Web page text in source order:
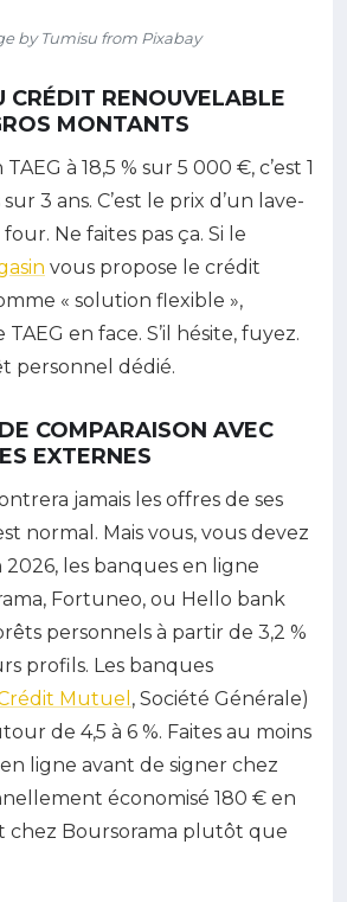
by Tumisu from Pixabay
CRÉDIT RENOUVELABLE
MONTANTS
à 18,5 % sur 5 000 €, c’est 1
3 ans. C’est le prix d’un lave-
Ne faites pas ça. Si le
vous propose le crédit
« solution flexible »,
en face. S’il hésite, fuyez.
personnel dédié.
COMPARAISON AVEC
EXTERNES
jamais les offres de ses
normal. Mais vous, vous devez
2026, les banques en ligne
Fortuneo, ou Hello bank
personnels à partir de 3,2 %
profils. Les banques
Mutuel , Société Générale)
de 4,5 à 6 %. Faites au moins
ligne avant de signer chez
économisé 180 € en
chez Boursorama plutôt que